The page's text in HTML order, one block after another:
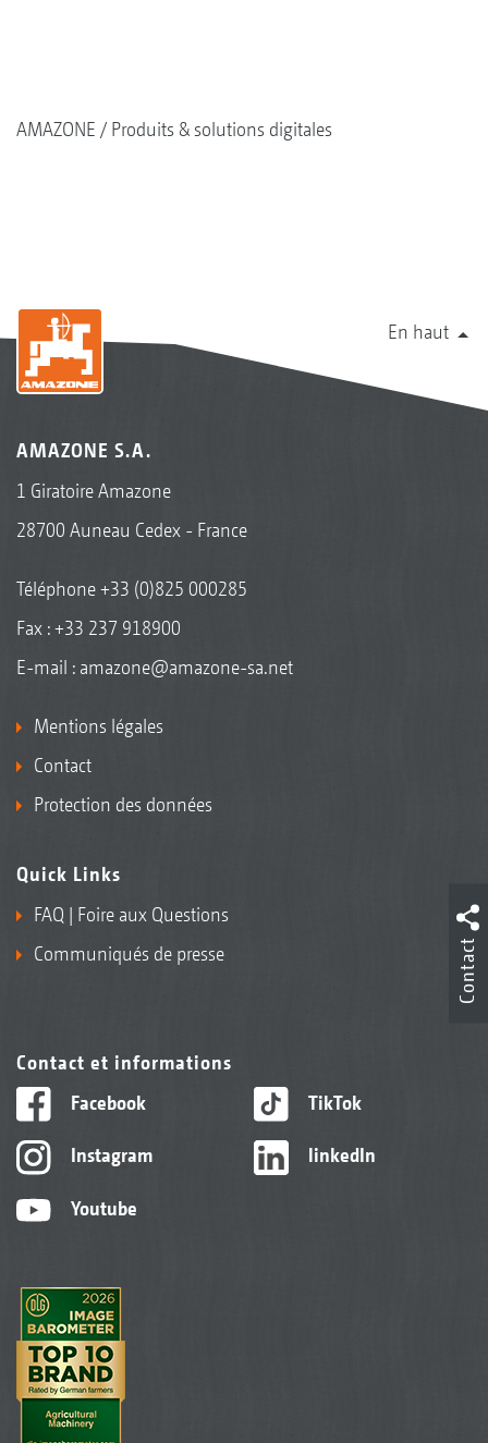
AMAZONE Produits & solutions digitales
En haut
AMAZONE S.A.
1 Giratoire Amazone
28700 Auneau Cedex - France
Téléphone+33 (0)825 000285
Fax : +33 237 918900
E-mail : amazone@amazone-sa.net
Mentions légales
Contact
Protection des données
Quick Links
FAQ | Foire aux Questions
Communiqués de presse
Contact et informations
Facebook
Instagram
Youtube
TikTok
linkedIn
Contact